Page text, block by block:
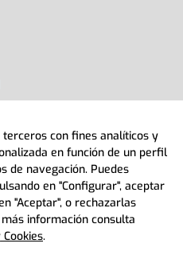
con fines analíticos y
en función de un perfil
de navegación. Puedes
en "Configurar", aceptar
"Aceptar", o rechazarlas
información consulta
.